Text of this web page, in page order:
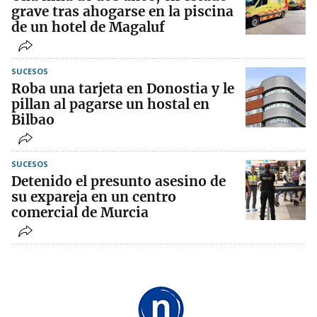
grave tras ahogarse en la piscina
de un hotel de Magaluf
SUCESOS
Roba una tarjeta en Donostia y le
pillan al pagarse un hostal en
Bilbao
SUCESOS
Detenido el presunto asesino de
su expareja en un centro
comercial de Murcia